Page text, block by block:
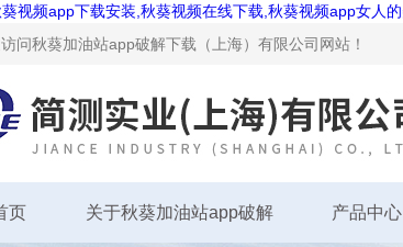
视频app下载安装,秋葵视频在线下载,秋葵视频app女人
迎访问秋葵加油站app破解下载（上海）有限公司网站！
页 关于秋葵加油站app破解 产品中心